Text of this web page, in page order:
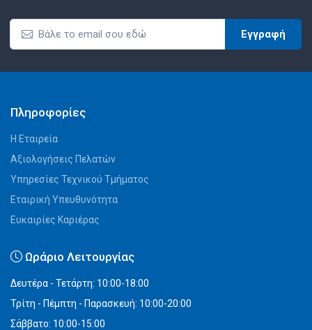
Εγγραφή
Πληροφορίες
Η Εταιρεία
Αξιολογήσεις Πελατών
Υπηρεσίες Τεχνικού Τμήματος
Εταιρική Υπευθυνότητα
Ευκαιρίες Καριέρας
Ωράριο Λειτουργίας
Δευτέρα - Τετάρτη: 10:00-18:00
Τρίτη - Πέμπτη - Παρασκευή: 10:00-20:00
Σάββατο: 10:00-15:00